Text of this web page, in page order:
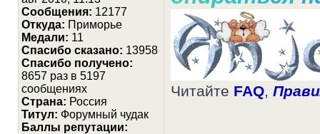
Сообщения: 12177
Откуда: Приморье
Медали: 11
Cпасибо сказано: 13958
Спасибо получено:
8657 раз в 5197
сообщениях
Страна: Россия
Титул: Форумный чудак
Баллы репутации:
Читайте FAQ,